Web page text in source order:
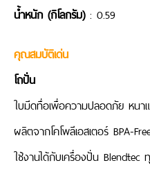
น้ำหนัก (กิโลกรัม): 0.59
คุณสมบัติเด่น
โถปั่น
ใบมีดทื่อเพื่อความปลอดภัย หนาแ
ผลิตจากโคโพลีเอสเตอร์ BPA-
ใช้งานได้กับเครื่องปั่น Blendtec